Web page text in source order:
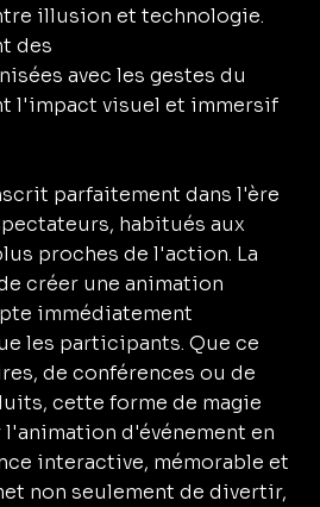
illusion et technologie.
des
avec les gestes du
l'impact visuel et immersif
parfaitement dans l'ère
habitués aux
proches de l'action. La
créer une animation
immédiatement
les participants. Que ce
de conférences ou de
cette forme de magie
d'événement en
interactive, mémorable et
non seulement de divertir,